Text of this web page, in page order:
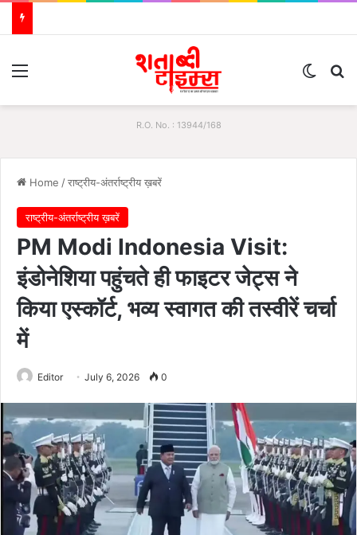
R.O. No. : 13944/168
Home /राष्ट्रीय-अंतर्राष्ट्रीय ख़बरें
राष्ट्रीय-अंतर्राष्ट्रीय ख़बरें
PM Modi Indonesia Visit:
इंडोनेशिया पहुंचते ही फाइटर जेट्स ने
किया एस्कॉर्ट, भव्य स्वागत की तस्वीरें चर्चा
में
Editor July 6, 2026 0